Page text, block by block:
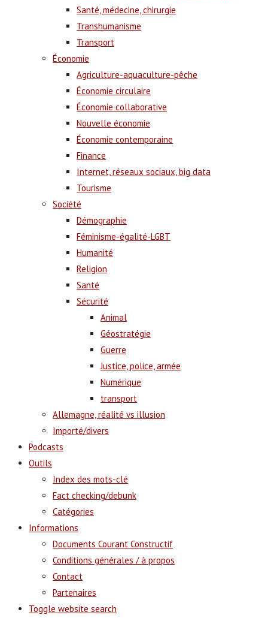
Santé, médecine, chirurgie
Transhumanisme
Transport
Économie
Agriculture-aquaculture-pêche
Économie circulaire
Économie collaborative
Nouvelle économie
Économie contemporaine
Finance
Internet, réseaux sociaux, big data
Tourisme
Société
Démographie
Féminisme-égalité-LGBT
Humanité
Religion
Santé
Sécurité
Animal
Géostratégie
Guerre
Justice, police, armée
Numérique
transport
Allemagne, réalité vs illusion
Importé/divers
Podcasts
Outils
Index des mots-clé
Fact checking/debunk
Catégories
Informations
Documents Courant Constructif
Conditions générales / à propos
Contact
Partenaires
Toggle website search